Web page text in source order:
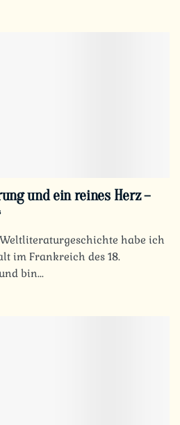
und ein reines Herz –
habe ich
im Frankreich des 18.
bin...